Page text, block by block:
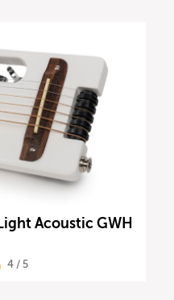
Acoustic GWH
4 / 5